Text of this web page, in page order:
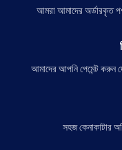
আমরা আমাদের অর্ডারকৃত
আমাদের আপনি পেমেন্ট করুন
সহজ কেনাকাটার